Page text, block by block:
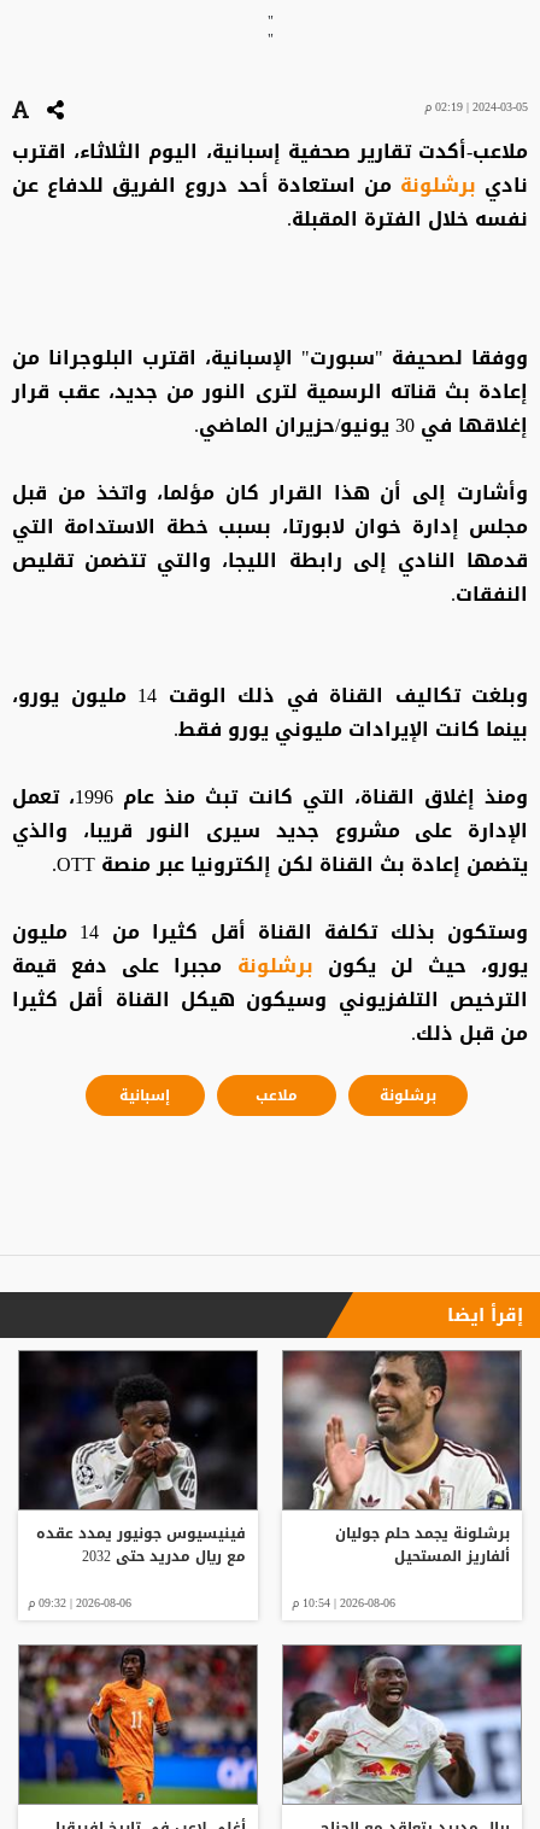
"
"
2024-03-05 | 02:19 م
ملاعب-أكدت تقارير صحفية إسبانية، اليوم الثلاثاء، اقترب
نادي برشلونةمن استعادة أحد دروع الفريق للدفاع عن
نفسه خلال الفترة المقبلة.
ووفقا لصحيفة "سبورت" الإسبانية، اقترب البلوجرانا من
إعادة بث قناته الرسمية لترى النور من جديد، عقب قرار
إغلاقها في 30 يونيو/حزيران الماضي.
وأشارت إلى أن هذا القرار كان مؤلما، واتخذ من قبل
مجلس إدارة خوان لابورتا، بسبب خطة الاستدامة التي
قدمها النادي إلى رابطة الليجا، والتي تتضمن تقليص
النفقات.
وبلغت تكاليف القناة في ذلك الوقت 14 مليون يورو،
بينما كانت الإيرادات مليوني يورو فقط.
ومنذ إغلاق القناة، التي كانت تبث منذ عام 1996، تعمل
الإدارة على مشروع جديد سيرى النور قريبا، والذي
يتضمن إعادة بث القناة لكن إلكترونيا عبر منصة OTT.
وستكون بذلك تكلفة القناة أقل كثيرا من 14 مليون
يورو، حيث لن يكون برشلونة مجبرا على دفع قيمة
الترخيص التلفزيوني وسيكون هيكل القناة أقل كثيرا
من قبل ذلك.
برشلونة ملاعب إسبانية
إقرأ ايضا
برشلونة يجمد حلم جوليان
ألفاريز المستحيل
2026-08-06 | 10:54 م
فينيسيوس جونيور يمدد عقده
مع ريال مدريد حتى 2032
2026-08-06 | 09:32 م